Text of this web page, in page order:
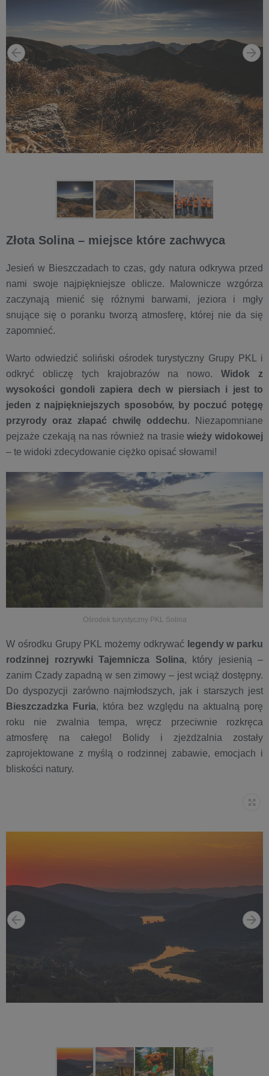
Złota Solina – miejsce które zachwyca
Jesień w Bieszczadach to czas, gdy natura odkrywa przed
nami swoje najpiękniejsze oblicze. Malownicze wzgórza
zaczynają mienić się różnymi barwami, jeziora i mgły
snujące się o poranku tworzą atmosferę, której nie da się
zapomnieć.
Warto odwiedzić soliński ośrodek turystyczny Grupy PKL i
odkryć obliczę tych krajobrazów na nowo.Widok z
wysokości gondoli zapiera dech w piersiach i jest to
jeden z najpiękniejszych sposobów, by poczuć potęgę
przyrody oraz złapać chwilę oddechu. Niezapomniane
pejzaże czekają na nas również na trasiewieży widokowej
– te widoki zdecydowanie ciężko opisać słowami!
Ośrodek turystyczny PKL Solina
W ośrodku Grupy PKL możemy odkrywać legendy w parku
rodzinnej rozrywki Tajemnicza Solina, który jesienią –
zanim Czady zapadną w sen zimowy – jest wciąż dostępny.
Do dyspozycji zarówno najmłodszych, jak i starszych jest
Bieszczadzka Furia, która bez względu na aktualną porę
roku nie zwalnia tempa, wręcz przeciwnie rozkręca
atmosferę na całego! Bolidy i zjeżdżalnia zostały
zaprojektowane z myślą o rodzinnej zabawie, emocjach i
bliskości natury.